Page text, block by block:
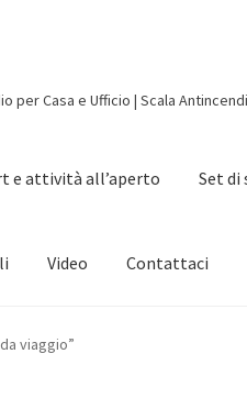
per Casa e Ufficio | Scala
e attività all’aperto Set di
Video Contattaci
viaggio”